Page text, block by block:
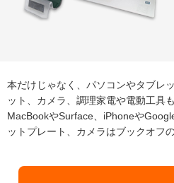
本だけじゃなく、パソコンやタブレ
ット、カメラ、調理家電や電動工具
MacBookやSurface、iPhoneや
ットプレート、カメラはブックオフ